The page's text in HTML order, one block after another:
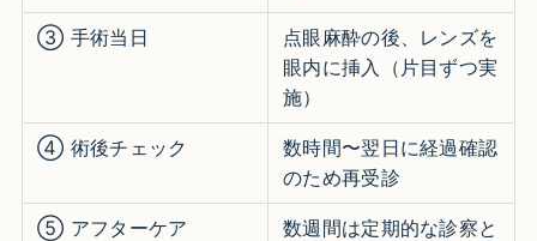
③ 手術当日
点眼麻酔の後、レンズを
眼内に挿入（片目ずつ実
施）
④ 術後チェック
数時間〜翌日に経過確認
のため再受診
⑤ アフターケア
数週間は定期的な診察と